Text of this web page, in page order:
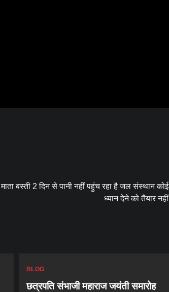
बस्ती 2 दिन से पानी नहीं पहुंच रहा है जल संस्थान कोई
ध्यान देने को तैयार नहीं
BLOG
छत्रपति संभाजी महाराज जयंती समारोह